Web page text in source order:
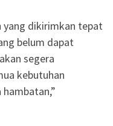
yang dikirimkan tepat
belum dapat
segera
kebutuhan